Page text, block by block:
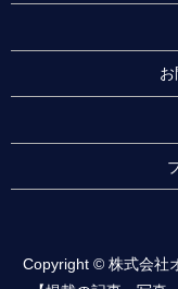
Copyright © 株式会社